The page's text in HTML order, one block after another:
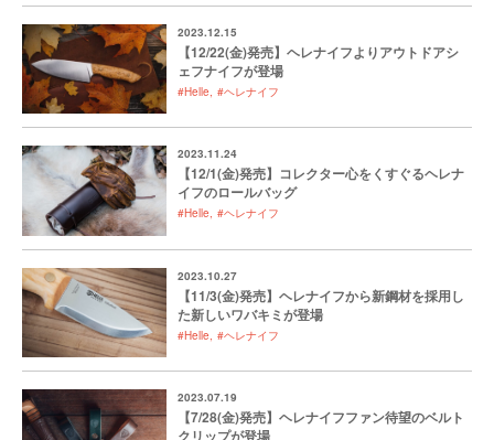
2023.12.15
【12/22(金)発売】ヘレナイフよりアウトドアシ
ェフナイフが登場
#Helle #ヘレナイフ
2023.11.24
【12/1(金)発売】コレクター心をくすぐるヘレナ
イフのロールバッグ
#Helle #ヘレナイフ
2023.10.27
【11/3(金)発売】ヘレナイフから新鋼材を採用し
た新しいワバキミが登場
#Helle #ヘレナイフ
2023.07.19
【7/28(金)発売】ヘレナイフファン待望のベルト